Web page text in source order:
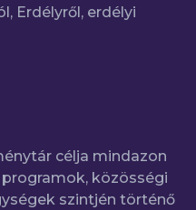
Erdélyről, erdélyi
célja mindazon
közösségi
szintjén történő